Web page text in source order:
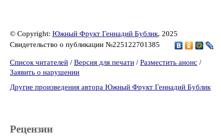
© Copyright: Южный Фрукт Геннадий Бублик, 2025
Свидетельство о публикации №225122701385
Список читателей / Версия для печати / Разместить анонс /
Заявить о нарушении
Другие произведения автора Южный Фрукт Геннадий Бублик
Рецензии